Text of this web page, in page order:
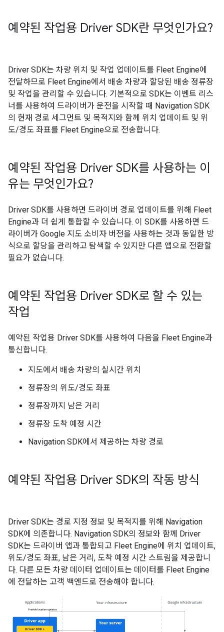
예약된 작업용 Driver SDK란 무엇인가요?
Driver SDK는 차량 위치 및 작업 업데이트를 Fleet Engine에
전달하므로 Fleet Engine에서 배송 차량과 할당된 배송 정류장
및 작업을 관리할 수 있습니다. 기본적으로 SDK는 이벤트 리스
너를 사용하여 드라이버가 운전을 시작할 때 Navigation SDK
의 현재 경로 세그먼트 및 목적지와 함께 위치 업데이트 및 위
도/경도 좌표를 Fleet Engine으로 전송합니다.
예약된 작업용 Driver SDK를 사용하는 이
유는 무엇인가요?
Driver SDK를 사용하면 드라이버 경로 업데이트를 위해 Fleet
Engine과 더 쉽게 통합할 수 있습니다. 이 SDK를 사용하면 드
라이버가 Google 지도 소비자 버전을 사용하는 것과 동일한 방
식으로 할당을 관리하고 탐색할 수 있지만 다른 앱으로 전환할
필요가 없습니다.
예약된 작업용 Driver SDK로 할 수 있는
작업
예약된 작업용 Driver SDK를 사용하여 다음을 Fleet Engine과
통신합니다.
지도에서 배송 차량의 실시간 위치
정류장의 위도/경도 좌표
정류장까지 남은 거리
정류장 도착 예정 시간
Navigation SDK에서 제공하는 차량 경로
예약된 작업용 Driver SDK의 작동 방식
Driver SDK는 경로 지정 정보 및 목적지를 위해 Navigation
SDK에 의존합니다. Navigation SDK의 정보와 함께 Driver
SDK는 드라이버 앱과 통합되고 Fleet Engine에 위치 업데이트,
위도/경도 좌표, 남은 거리, 도착 예정 시간 스트림을 제공합니
다. 다른 모든 차량 데이터 업데이트는 데이터를 Fleet Engine
에 전달하는 고객 백엔드로 전송해야 합니다.